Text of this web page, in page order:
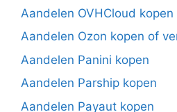
Aandelen OVHCloud kopen
Aandelen Ozon kopen of
Aandelen Panini kopen
Aandelen Parship kopen
Aandelen Payaut kopen